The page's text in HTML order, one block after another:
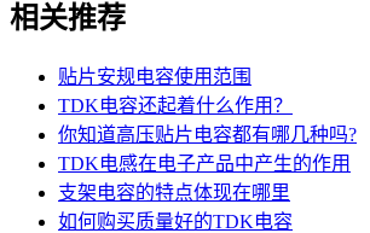
相关推荐
贴片安规电容使用范围
TDK电容还起着什么作用？
你知道高压贴片电容都有哪几种吗?
TDK电感在电子产品中产生的作用
支架电容的特点体现在哪里
如何购买质量好的TDK电容